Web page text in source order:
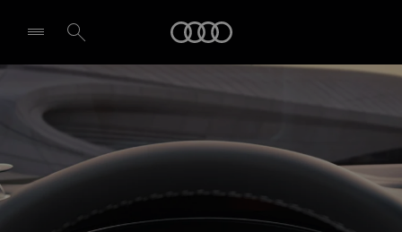
Tehnoloģijas un digitalizācija